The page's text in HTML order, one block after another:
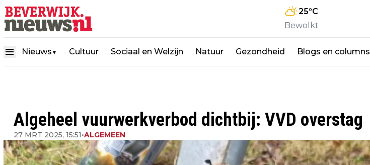
25°C
Bewolkt
Nieuws ▼ Cultuur Sociaal en Welzijn Natuur Gezondheid Blogs en columns
Algeheel vuurwerkverbod dichtbij: VVD overstag
27 MRT 2025, 15:51•ALGEMEEN